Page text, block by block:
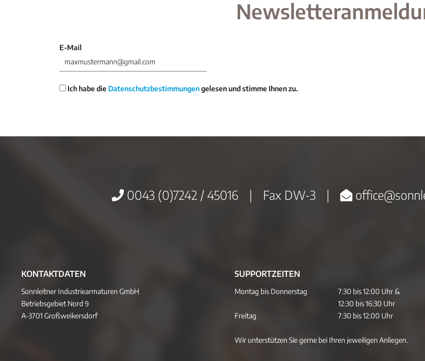
E-Mail
Ich habe die Datenschutzbestimmungengelesen und stimme Ihnen zu.
0043 (0)7242 / 45016 | Fax DW-3 |
KONTAKTDATEN
Sonnleitner Industriearmaturen GmbH
Betriebsgebiet Nord 9
A-3701 Großweikersdorf
SUPPORTZEITEN
Montag bis Donnerstag
7:30 bis 12:00 Uhr &
12:30 bis 16:30 Uhr
Freitag
7:30 bis 12:00 Uhr
Wir unterstützen Sie gerne bei Ihren jeweiligen Anliegen.